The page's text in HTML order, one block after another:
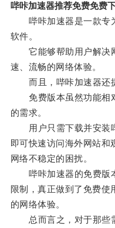
哔咔加速器推荐免费免费
哔咔加速器是一款专
软件。
它能够帮助用户解决
速、流畅的网络体验。
而且，哔咔加速器还提
免费版本虽然功能相
的需求。
用户只需下载并安装哔
即可快速访问海外网站和
网络不稳定的困扰。
哔咔加速器的免费版
限制，真正做到了免费使
的网络体验。
总而言之，对于那些